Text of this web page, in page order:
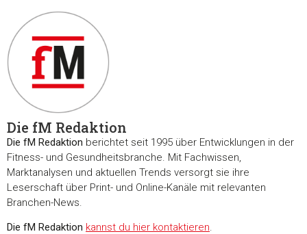
Die fM Redaktion
Die fM Redaktion berichtet seit 1995 über Entwicklungen in der
Fitness- und Gesundheitsbranche. Mit Fachwissen,
Marktanalysen und aktuellen Trends versorgt sie ihre
Leserschaft über Print- und Online-Kanäle mit relevanten
Branchen-News.
Die fM Redaktion kannst du hier kontaktieren.